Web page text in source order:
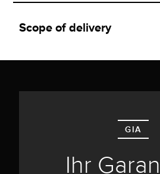
Scope of delivery
GIA
Ihr